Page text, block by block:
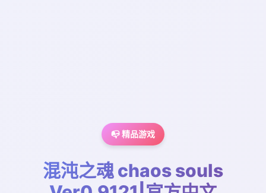
📭 精品游戏
混沌之魂 chaos souls